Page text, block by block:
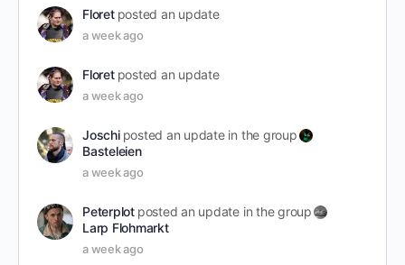
Floret posted an update
a week ago
Floret posted an update
a week ago
Joschi posted an update in the group
Basteleien
a week ago
Peterplot posted an update in the group
Larp Flohmarkt
a week ago